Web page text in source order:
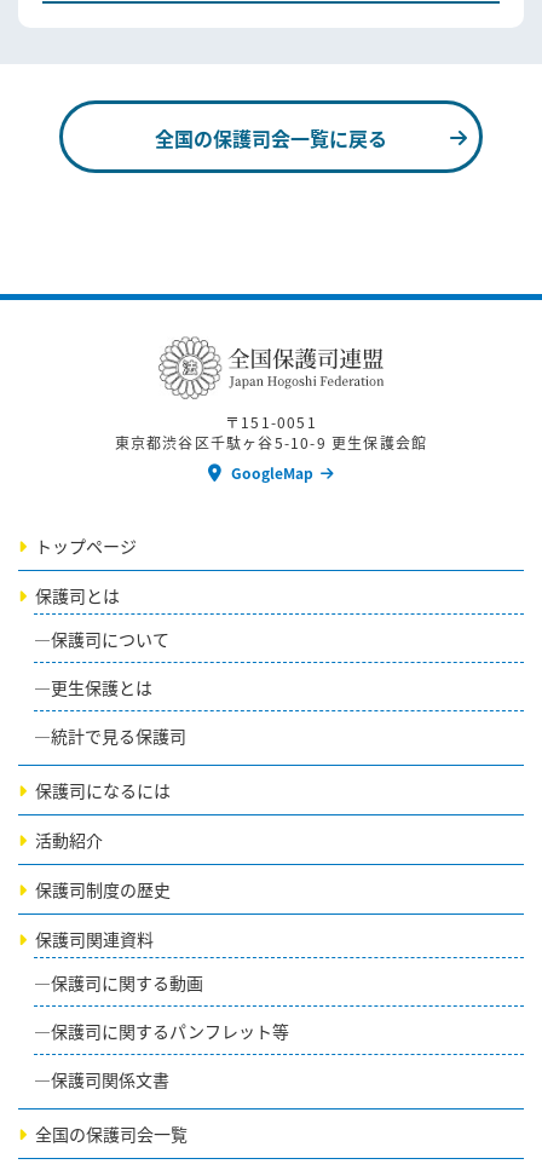
全国の保護司会一覧に戻る
〒151-0051
東京都渋谷区千駄ヶ谷5-10-9 更生保護会館
GoogleMap
トップページ
保護司とは
保護司について
更生保護とは
統計で見る保護司
保護司になるには
活動紹介
保護司制度の歴史
保護司関連資料
保護司に関する動画
保護司に関するパンフレット等
保護司関係文書
全国の保護司会一覧